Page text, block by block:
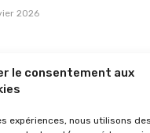
le consentement aux
expériences, nous utilisons
2026